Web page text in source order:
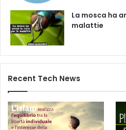
La mosca ha
malattie
Recent Tech News